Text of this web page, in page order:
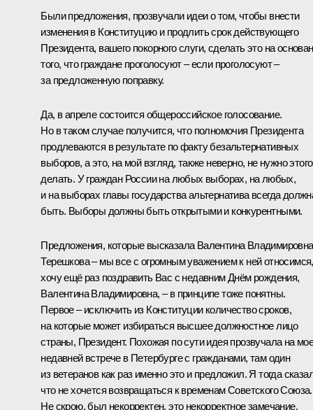
Были предложения, прозвучали идеи о том, чтобы внести
изменения в Конституцию и продлить срок действующего
Президента, вашего покорного слуги, сделать это на
того, что граждане проголосуют – если проголосуют –
за предложенную поправку.
Да, в апреле состоится общероссийское голосование.
Но в таком случае получится, что полномочия Президента
продлеваются в результате по факту безальтернативных
выборов, а это, на мой взгляд, также неверно, не нужно этого
делать. У граждан России на любых выборах, на любых,
и на выборах главы государства альтернатива всегда
быть. Выборы должны быть открытыми и конкурентными.
Предложения, которые высказала Валентина Владимировна
Терешкова – мы все с огромным уважением к ней относимся,
хочу ещё раз поздравить Вас с недавним Днём рождения,
Валентина Владимировна, – в принципе тоже понятны.
Первое – исключить из Конституции количество сроков,
на которые может избираться высшее должностное лицо
страны, Президент. Похожая по сути идея прозвучала на
недавней встрече в Петербурге с гражданами, там один
из ветеранов как раз именно это и предложил. Я тогда
что не хочется возвращаться к временам Советского Союза.
Не скрою, был некорректен, это некорректное замечание,